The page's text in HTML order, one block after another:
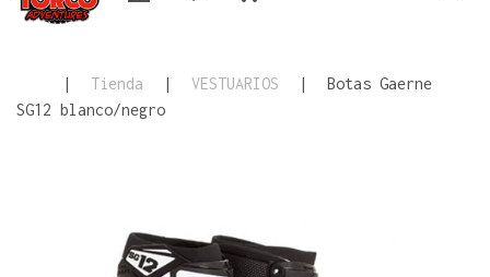
| Tienda | VESTUARIOS |
Botas Gaerne
SG12 blanco/negro